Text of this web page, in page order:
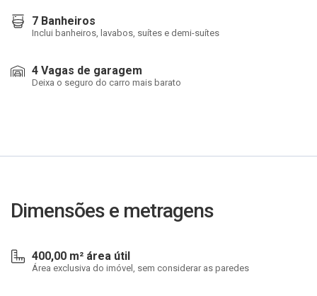
7 Banheiros
Inclui banheiros, lavabos, suítes e demi-suítes
4 Vagas de garagem
Deixa o seguro do carro mais barato
Dimensões e metragens
400,00 m² área útil
Área exclusiva do imóvel, sem considerar as paredes